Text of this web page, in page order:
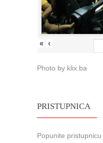
« ‹
Photo by klix.ba
PRISTUPNICA
Popunite